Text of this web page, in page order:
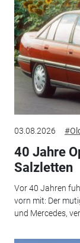
03.08.2026
40 Jahre
Salzletten
Vor 40 Jahren
vorn mit: Der
und Mercedes,